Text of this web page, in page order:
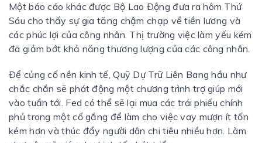
Một báo cáo khác được Bộ Lao Ðộng đưa ra hôm Thứ
Sáu cho thấy sự gia tăng chậm chạp về tiền lương và
các phúc lợi của công nhân. Thị trường việc làm yếu kém
đã giảm bớt khả năng thương lượng của các công nhân.
Ðể củng cố nền kinh tế, Quỹ Dự Trữ Liên Bang hầu như
chắc chắn sẽ phát động một chương trình trợ giúp mới
vào tuần tới. Fed có thể sẽ lại mua các trái phiếu chính
phủ trong một cố gắng để làm cho việc vay mượn ít tốn
kém hơn và thúc đẩy người dân chi tiêu nhiều hơn. Làm